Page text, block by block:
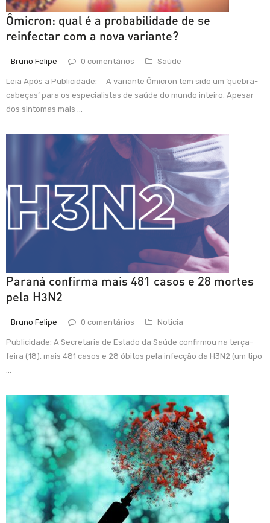
Ômicron: qual é a probabilidade de se
reinfectar com a nova variante?
Bruno Felipe 0 comentários Saúde
Leia Após a Publicidade: A variante Ômicron tem sido um ‘quebra-
cabeças’ para os especialistas de saúde do mundo inteiro. Apesar
dos sintomas mais ...
Paraná confirma mais 481 casos e 28 mortes
pela H3N2
Bruno Felipe 0 comentários Noticia
Publicidade: A Secretaria de Estado da Saúde confirmou na terça-
feira (18), mais 481 casos e 28 óbitos pela infecção da H3N2 (um tipo